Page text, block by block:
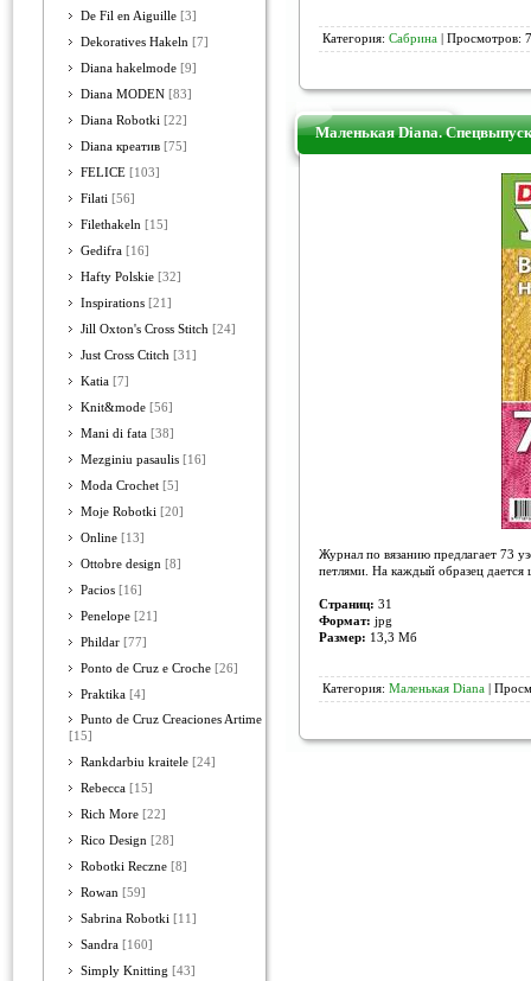
De Fil en Aiguille [3]
Dekoratives Hakeln [7]
Diana hakelmode [9]
Diana MODEN [83]
Diana Robotki [22]
Diana креатив [75]
FELICE [103]
Filati [56]
Filethakeln [15]
Gedifra [16]
Hafty Polskie [32]
Inspirations [21]
Jill Oxton's Cross Stitch [24]
Just Cross Ctitch [31]
Katia [7]
Knit&mode [56]
Mani di fata [38]
Mezginiu pasaulis [16]
Moda Crochet [5]
Moje Robotki [20]
Online [13]
Ottobre design [8]
Pacios [16]
Penelope [21]
Phildar [77]
Ponto de Cruz e Croche [26]
Praktika [4]
Punto de Cruz Creaciones Artime
[15]
Rankdarbiu kraitele [24]
Rebecca [15]
Rich More [22]
Rico Design [28]
Robotki Reczne [8]
Rowan [59]
Sabrina Robotki [11]
Sandra [160]
Simply Knitting [43]
Категория: Сабрина | Просмотров:
Маленькая Diana.
Журнал по вязанию предлагает 73
петлями. На каждый образец дается
Страниц: 31
Формат: jpg
Размер: 13,3 Мб
Категория: Маленькая Diana |